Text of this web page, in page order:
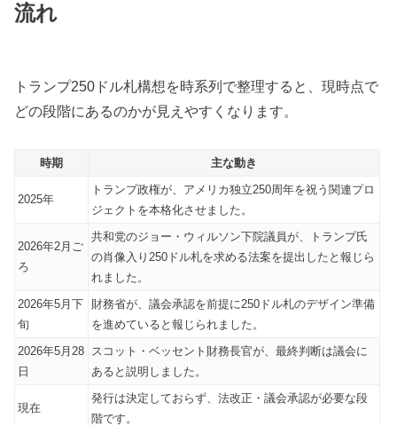
流れ
トランプ250ドル札構想を時系列で整理すると、現時点で
どの段階にあるのかが見えやすくなります。
時期 主な動き
2025年
トランプ政権が、アメリカ独立250周年を祝う関連プロ
ジェクトを本格化させました。
2026年2月ご
ろ
共和党のジョー・ウィルソン下院議員が、トランプ氏
の肖像入り250ドル札を求める法案を提出したと報じら
れました。
2026年5月下
旬
財務省が、議会承認を前提に250ドル札のデザイン準備
を進めていると報じられました。
2026年5月28
日
スコット・ベッセント財務長官が、最終判断は議会に
あると説明しました。
現在
発行は決定しておらず、法改正・議会承認が必要な段
階です。